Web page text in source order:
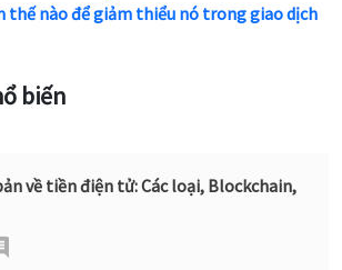
thế nào để giảm thiểu nó trong giao dịch
biến
về tiền điện tử: Các loại, Blockchain,